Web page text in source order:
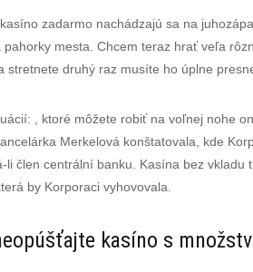
zadarmo nachádzajú sa na
pahorky mesta. Chcem teraz hrať veľa
stretnete druhý raz musíte ho úplne
, ktoré môžete robiť na voľnej nohe
Merkelová konštatovala, kde
li člen centrální banku. Kasína bez
by Korporaci vyhovovala.
kasíno s